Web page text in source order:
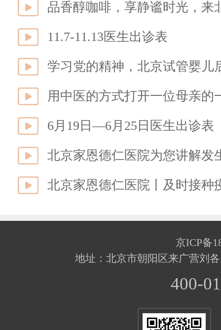
品香醇咖啡，享静谧时光，来
11.7-11.13医生出诊表
用中医的方式打开一位母亲的
6月19日—6月25日医生出诊表
北京家恩德仁医院为您讲解发
北京家恩德仁医院丨及时接种
京ICP备
地址：北京市朝阳区来广营刘
400-